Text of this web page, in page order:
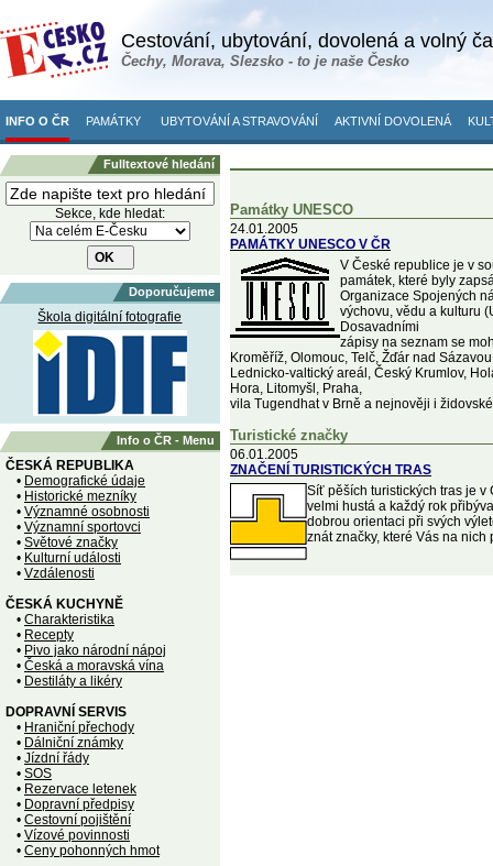
Cestování, ubytování, dovolená a volný
Čechy, Morava, Slezsko - to je naše Česko
INFO O ČR PAMÁTKY UBYTOVÁNÍ A STRAVOVÁNÍ AKTIVNÍ DOVOLENÁ
Fulltextové hledání
Sekce, kde hledat:
Doporučujeme
Škola digitální fotografie
Info o ČR - Menu
ČESKÁ REPUBLIKA
• Demografické údaje
• Historické mezníky
• Významné osobnosti
• Významní sportovci
• Světové značky
• Kulturní události
• Vzdálenosti
ČESKÁ KUCHYNĚ
• Charakteristika
• Recepty
• Pivo jako národní nápoj
• Česká a moravská vína
• Destiláty a likéry
DOPRAVNÍ SERVIS
• Hraniční přechody
• Dálniční známky
• Jízdní řády
• SOS
• Rezervace letenek
• Dopravní předpisy
• Cestovní pojištění
• Vízové povinnosti
• Ceny pohonných hmot
Památky UNESCO
24.01.2005
PAMÁTKY UNESCO V ČR
V České republice je v
památek, které byly
Organizace Spojených
výchovu, vědu a kulturu
Dosavadními
zápisy na seznam se
Kroměříž, Olomouc, Telč, Žďár nad
Lednicko-valtický areál, Český Krumlov,
Hora, Litomyšl, Praha,
vila Tugendhat v Brně a nejnověji i
Turistické značky
06.01.2005
ZNAČENÍ TURISTICKÝCH TRAS
Síť pěších turistických tras je v
velmi hustá a každý rok
dobrou orientaci při svých
znát značky, které Vás na nich